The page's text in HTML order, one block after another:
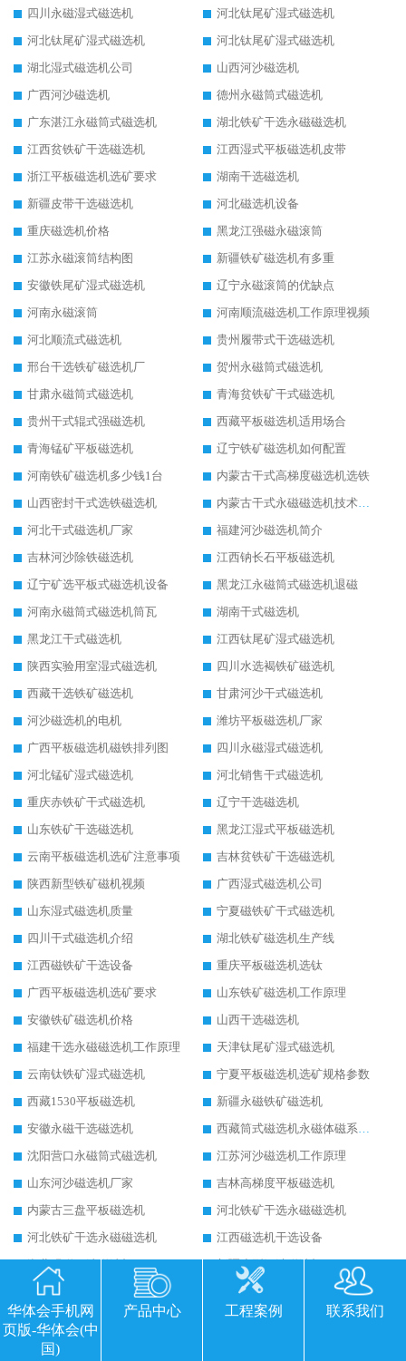
四川永磁湿式磁选机
河北钛尾矿湿式磁选机
河北钛尾矿湿式磁选机
河北钛尾矿湿式磁选机
湖北湿式磁选机公司
山西河沙磁选机
广西河沙磁选机
德州永磁筒式磁选机
广东湛江永磁筒式磁选机
湖北铁矿干选永磁磁选机
江西贫铁矿干选磁选机
江西湿式平板磁选机皮带
浙江平板磁选机选矿要求
湖南干选磁选机
新疆皮带干选磁选机
河北磁选机设备
重庆磁选机价格
黑龙江强磁永磁滚筒
江苏永磁滚筒结构图
新疆铁矿磁选机有多重
安徽铁尾矿湿式磁选机
辽宁永磁滚筒的优缺点
河南永磁滚筒
河南顺流磁选机工作原理视频
河北顺流式磁选机
贵州履带式干选磁选机
邢台干选铁矿磁选机厂
贺州永磁筒式磁选机
甘肃永磁筒式磁选机
青海贫铁矿干式磁选机
贵州干式辊式强磁选机
西藏平板磁选机适用场合
青海锰矿平板磁选机
辽宁铁矿磁选机如何配置
河南铁矿磁选机多少钱1台
内蒙古干式高梯度磁选机选铁
山西密封干式选铁磁选机
内蒙古干式永磁磁选机技术要求
河北干式磁选机厂家
福建河沙磁选机简介
吉林河沙除铁磁选机
江西钠长石平板磁选机
辽宁矿选平板式磁选机设备
黑龙江永磁筒式磁选机退磁
河南永磁筒式磁选机筒瓦
湖南干式磁选机
黑龙江干式磁选机
江西钛尾矿湿式磁选机
陕西实验用室湿式磁选机
四川水选褐铁矿磁选机
西藏干选铁矿磁选机
甘肃河沙干式磁选机
河沙磁选机的电机
潍坊平板磁选机厂家
广西平板磁选机磁铁排列图
四川永磁湿式磁选机
河北锰矿湿式磁选机
河北销售干式磁选机
重庆赤铁矿干式磁选机
辽宁干选磁选机
山东铁矿干选磁选机
黑龙江湿式平板磁选机
云南平板磁选机选矿注意事项
吉林贫铁矿干选磁选机
陕西新型铁矿磁机视频
广西湿式磁选机公司
山东湿式磁选机质量
宁夏磁铁矿干式磁选机
四川干式磁选机介绍
湖北铁矿磁选机生产线
江西磁铁矿干选设备
重庆平板磁选机选钛
广西平板磁选机选矿要求
山东铁矿磁选机工作原理
安徽铁矿磁选机价格
山西干选磁选机
福建干选永磁磁选机工作原理
天津钛尾矿湿式磁选机
云南钛铁矿湿式磁选机
宁夏平板磁选机选矿规格参数
西藏1530平板磁选机
新疆永磁铁矿磁选机
安徽永磁干选磁选机
西藏筒式磁选机永磁体磁系设计
沈阳营口永磁筒式磁选机
江苏河沙磁选机工作原理
山东河沙磁选机厂家
吉林高梯度平板磁选机
内蒙古三盘平板磁选机
河北铁矿干选永磁磁选机
河北铁矿干选永磁磁选机
江西磁选机干选设备
湖北强磁干选磁选机
新疆小型河沙磁选机
浙江小型河沙磁选机
山西永磁筒式磁选机
烟台永磁筒式磁选机
安徽锰矿湿式磁选机
宁夏半逆流湿式磁选机
华体会手机网
页版-华体会(中
国)
产品中心 工程案例 联系我们